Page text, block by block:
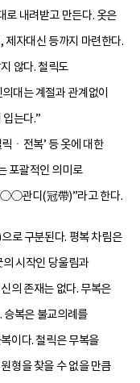
로 내려받고 만든다. 옷은
제자대신 등까지 마련한다.
않다. 철릭도
대는 계절과 관계없이
는다.”
ㆍ전복’ 등 옷에 대한
포괄적인 의미로
관디(冠帶)”라고 한다.
로 구분된다. 평복 차림은
시작인 당울림과
의 존재는 없다. 무복은
승복은 불교의례를
이다. 철릭은 무복을
형을 찾을 수 없을 만큼